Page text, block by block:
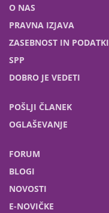
O NAS
PRAVNA IZJAVA
ZASEBNOST IN PODATKI
SPP
DOBRO JE VEDETI
POŠLJI ČLANEK
OGLAŠEVANJE
FORUM
BLOGI
NOVOSTI
E-NOVIČKE